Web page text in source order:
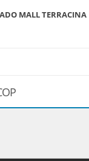
MALL TERRACINA